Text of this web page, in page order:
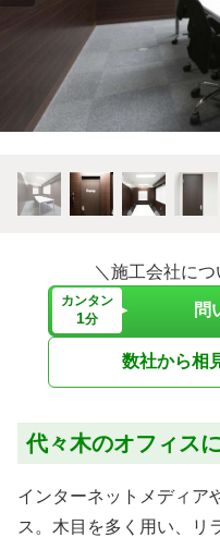
＼施工会社につ
カンタン
1分 問
数社から相
代々木のオフィス
インターネットメディア
ス。木目を多く用い、リ